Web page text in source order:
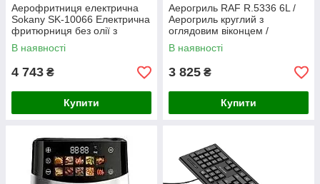
Аерофритниця електрична
Sokany SK-10066 Електрична
фритюрниця без олії з
таймером / Аерогриль 9.5 л
2400 Вт
В наявності
4 743 ₴
Купити
Аерогриль RAF R.5336 6L /
Аерогриль круглий з
оглядовим віконцем /
Мультипіч 1350 Вт
В наявності
3 825 ₴
Купити